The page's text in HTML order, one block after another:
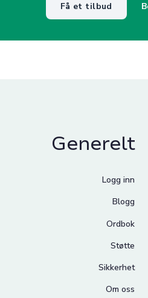
Få et tilbud
Generelt
Logg inn
Blogg
Ordbok
Støtte
Sikkerhet
Om oss